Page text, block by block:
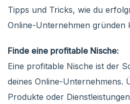
Tipps und Tricks, wie du
Online-Unternehmen gründen
Finde eine profitable Nische:
Eine profitable Nische ist der
deines Online-Unternehmens.
Produkte oder